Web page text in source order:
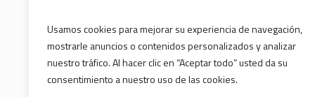
Usamos cookies para mejorar su experiencia de navegación,
mostrarle anuncios o contenidos personalizados y analizar
nuestro tráfico. Al hacer clic en “Aceptar todo” usted da su
consentimiento a nuestro uso de las cookies.